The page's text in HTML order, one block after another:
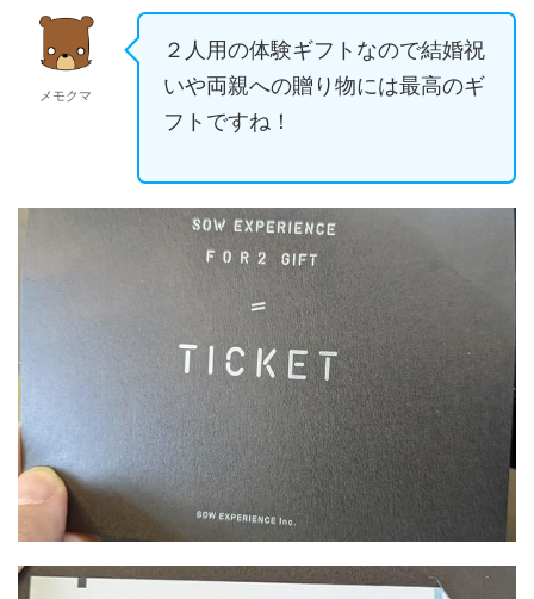
メモクマ
２人用の体験ギフトなので結婚祝
いや両親への贈り物には最高のギ
フトですね！